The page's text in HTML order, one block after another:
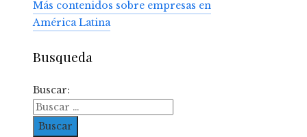
Más contenidos sobre empresas en
América Latina
Busqueda
Buscar: